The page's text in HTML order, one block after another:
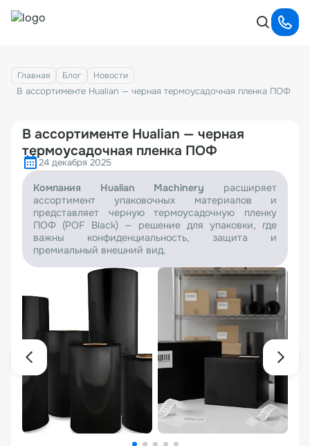
Главная Блог Новости
В ассортименте Hualian — черная термоусадочная пленка ПОФ
В ассортименте Hualian — черная
термоусадочная пленка ПОФ
24 декабря 2025
Компания Hualian Machinery расширяет
ассортимент упаковочных материалов и
представляет черную термоусадочную пленку
ПОФ (POF Black) — решение для упаковки, где
важны конфиденциальность, защита и
премиальный внешний вид.